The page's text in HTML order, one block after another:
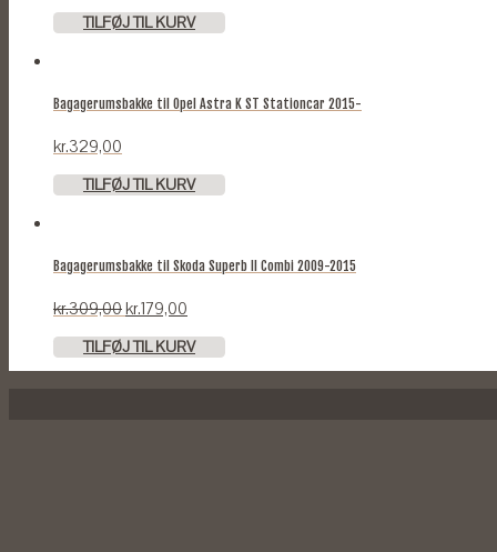
TILFØJ TIL KURV
Bagagerumsbakke til Opel Astra K ST Stationcar 2015-
kr.329,00
TILFØJ TIL KURV
Bagagerumsbakke til Skoda Superb II Combi 2009-2015
kr.309,00Original
price
was:
kr.179,00
price
is:
TILFØJ TIL KURV